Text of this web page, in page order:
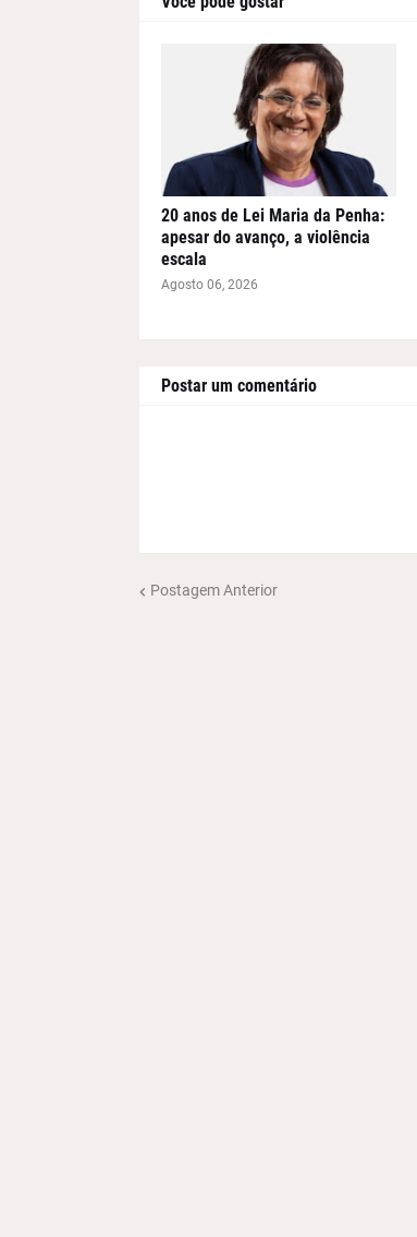
20 anos de Lei Maria da Penha:
apesar do avanço, a violência
escala
Agosto 06, 2026
Postar um comentário
Postagem Anterior